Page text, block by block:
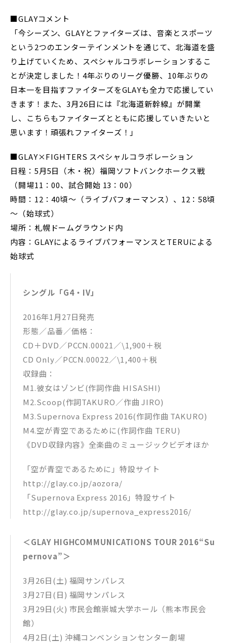
■GLAYコメント
「今シーズン、GLAYとファイターズは、音楽とスポーツ
という2つのエンターテインメントを通じて、北海道を盛
り上げていくため、スペシャルコラボレーションするこ
とが決定しました！4年ぶりのリーグ優勝、10年ぶりの
日本一を目指すファイターズをGLAYも全力で応援してい
きます！また、3月26日には『北海道新幹線』が開業
し、こちらもファイターズとともに応援していきたいと
思います！頑張れファイターズ！」
■GLAY×FIGHTERS スペシャルコラボレーション
日程：5月5日（木・祝）福岡ソフトバンクホークス戦
（開場11：00、試合開始 13：00）
時間：12：40頃～（ライブパフォーマンス）、12：58頃
～（始球式）
場所：札幌ドームグラウンド内
内容：GLAYによるライブパフォーマンスとTERUによる
始球式
シングル「G4・IV」
2016年1月27日発売
形態／品番／価格：
CD＋DVD／PCCN.00021／\1,900＋税
CD Only／PCCN.00022／\1,400＋税
収録曲：
M1.彼女はゾンビ(作詞作曲 HISASHI)
M2.Scoop(作詞TAKURO／作曲 JIRO)
M3.Supernova Express 2016(作詞作曲 TAKURO)
M4.空が青空であるために(作詞作曲 TERU)
《DVD収録内容》全楽曲のミュージックビデオほか
「空が青空であるために」特設サイト
http://glay.co.jp/aozora/
「Supernova Express 2016」特設サイト
http://glay.co.jp/supernova_express2016/
＜GLAY HIGHCOMMUNICATIONS TOUR 2016“Su
pernova”＞
3月26日(土) 福岡サンパレス
3月27日(日) 福岡サンパレス
3月29日(火) 市民会館崇城大学ホール（熊本市民会
館）
4月2日(土) 沖縄コンベンションセンター劇場